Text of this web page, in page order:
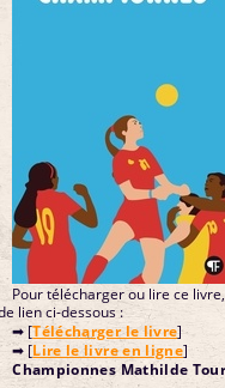
Pour télécharger ou lire ce
lien ci-dessous :
➡ [Télécharger le livre]
➡ [Lire le livre en ligne]
Championnes Mathilde